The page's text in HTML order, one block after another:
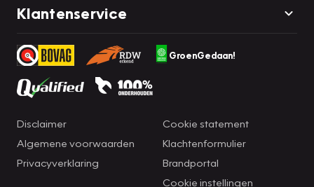
Klantenservice
GroenGedaan!
Disclaimer
Algemene voorwaarden
Privacyverklaring
Cookie statement
Klachtenformulier
Brandportal
Cookie instellingen